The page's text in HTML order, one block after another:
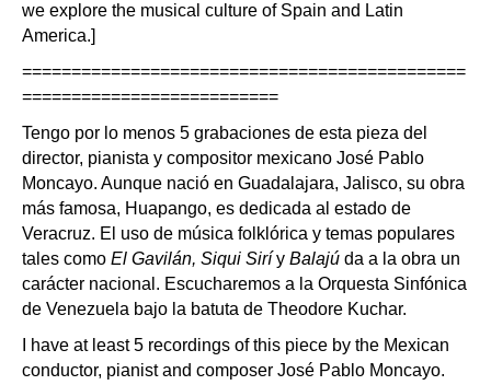
we explore the musical culture of Spain and Latin
America.]
=============================================
==========================
Tengo por lo menos 5 grabaciones de esta pieza del
director, pianista y compositor mexicano José Pablo
Moncayo. Aunque nació en Guadalajara, Jalisco, su obra
más famosa, Huapango, es dedicada al estado de
Veracruz. El uso de música folklórica y temas populares
tales como El Gavilán, Siqui Siríy Balajú da a la obra un
carácter nacional. Escucharemos a la Orquesta Sinfónica
de Venezuela bajo la batuta de Theodore Kuchar.
I have at least 5 recordings of this piece by the Mexican
conductor, pianist and composer José Pablo Moncayo.